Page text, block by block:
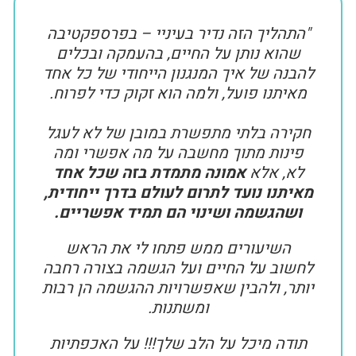
"התהליך הזה נדיר בעיניי – בפרספקטיבה
שהוא נותן על החיים, בהעמקה ובכלים
להבנה של איך המנגנון הייחודי של כל אחד
מאיתנו פועל, ולמה הוא זקוק כדי לפרוח.
חקירה בלתי מתפשרת במובן של לא לעגל
פינות מתוך מחשבה על מה אפשרי ומה
לא, אלאאמונה מתמדת בזה שכל אחד
מאיתנו נועד לתרום לעולם בדרך ייחודית,
ושהגשמה ושינוי הם תמיד אפשריים.
השיעורים ממש פתחו לי את הראש
לחשוב על החיים ועל הגשמה בצורה רחבה
יותר, ולהבין שאפשרויות ההגשמה הן רבות
ומשתנות.
תודה מיכל על הלב שלך!!! על האכפתיות